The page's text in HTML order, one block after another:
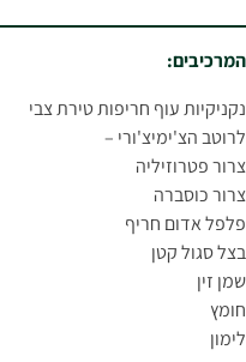
המרכיבים:
נקניקיות עוף חריפות טירת צבי
לרוטב הצ'ימיצ'ורי –
צרור פטרוזיליה
צרור כוסברה
פלפל אדום חריף
בצל סגול קטן
שמן זין
חומץ
לימון